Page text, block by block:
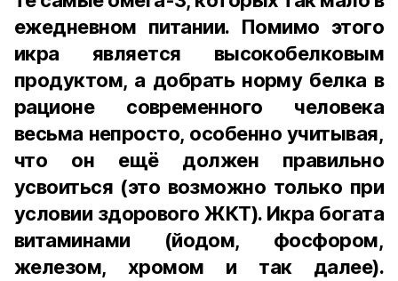
ежедневном питании. Помимо этого
икра является высокобелковым
продуктом, а добрать норму белка в
рационе современного человека
весьма непросто, особенно учитывая,
что он ещё должен правильно
усвоиться (это возможно только при
условии здорового ЖКТ). Икра богата
витаминами (йодом, фосфором,
железом, хромом и так далее).